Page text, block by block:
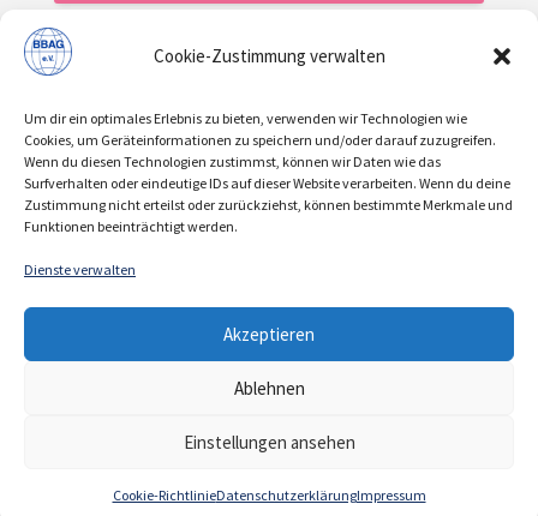
Cookie-Zustimmung verwalten
Um dir ein optimales Erlebnis zu bieten, verwenden wir Technologien wie
Cookies, um Geräteinformationen zu speichern und/oder darauf zuzugreifen.
Wenn du diesen Technologien zustimmst, können wir Daten wie das
Surfverhalten oder eindeutige IDs auf dieser Website verarbeiten. Wenn du deine
Zustimmung nicht erteilst oder zurückziehst, können bestimmte Merkmale und
Funktionen beeinträchtigt werden.
Dienste verwalten
Akzeptieren
Ablehnen
Einstellungen ansehen
Cookie-RichtlinieDatenschutzerklärungImpressum
Veranstaltungen
Über uns / Verein
IMPRESSUM
COOKIE-RICHTLINIE